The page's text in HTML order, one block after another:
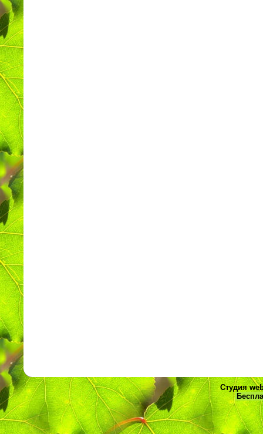
Студия